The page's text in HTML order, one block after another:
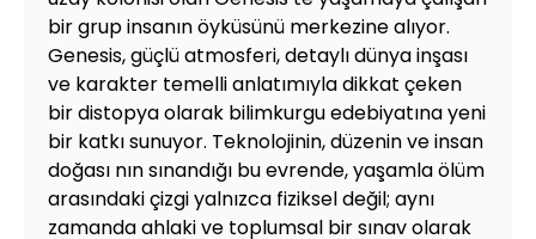
bir grup insanın öyküsünü merkezine alıyor.
Genesis, güçlü atmosferi, detaylı dünya inşası
ve karakter temelli anlatımıyla dikkat çeken
bir distopya olarak bilimkurgu edebiyatına yeni
bir katkı sunuyor. Teknolojinin, düzenin ve insan
doğası nın sınandığı bu evrende, yaşamla ölüm
arasındaki çizgi yalnızca fiziksel değil; aynı
zamanda ahlaki ve toplumsal bir sınav olarak